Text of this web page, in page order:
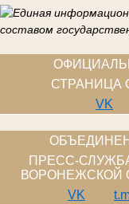
СТРАНИЦА
VK
ПРЕСС-
ВОРОНЕЖСКОЙ
VK